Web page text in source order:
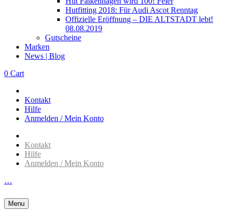
Hutfitting 2018: Für Audi Ascot Renntag
Offizielle Eröffnung – DIE ALTSTADT lebt!
08.08.2019
Gutscheine
Marken
News | Blog
0 Cart
Kontakt
Hilfe
Anmelden / Mein Konto
Kontakt
Hilfe
Anmelden / Mein Konto
…
Menu